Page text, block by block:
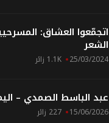
اتجمّعوا العشاق:
الشعر
25/03/2024 1.1K زائر
عبد الباسط الصمدي –
15/06/2026 227 زائر